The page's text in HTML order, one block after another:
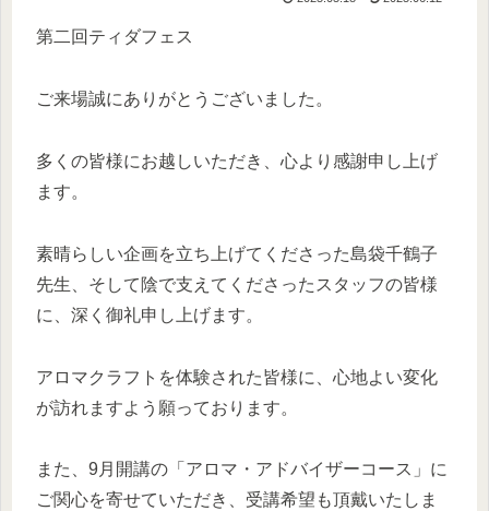
第二回ティダフェス
ご来場誠にありがとうございました。
多くの皆様にお越しいただき、心より感謝申し上げ
ます。
素晴らしい企画を立ち上げてくださった島袋千鶴子
先生、そして陰で支えてくださったスタッフの皆様
に、深く御礼申し上げます。
アロマクラフトを体験された皆様に、心地よい変化
が訪れますよう願っております。
また、9月開講の「アロマ・アドバイザーコース」に
ご関心を寄せていただき、受講希望も頂戴いたしま